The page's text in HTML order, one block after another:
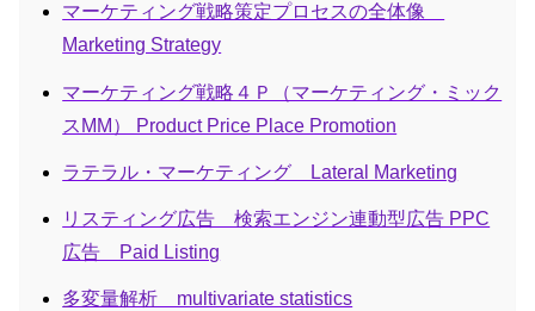
マーケティング戦略策定プロセスの全体像
Marketing Strategy
マーケティング戦略４Ｐ（マーケティング・ミック
スMM） Product Price Place Promotion
ラテラル・マーケティング Lateral Marketing
リスティング広告 検索エンジン連動型広告 PPC
広告 Paid Listing
多変量解析 multivariate statistics